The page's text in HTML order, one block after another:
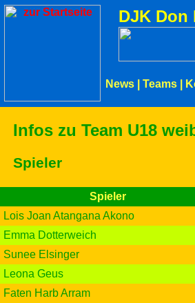
DJK Don
News Teams
Infos zu Team U18
Spieler
Spieler
Lois Joan Atangana Akono
Emma Dotterweich
Sunee Elsinger
Leona Geus
Faten Harb Arram